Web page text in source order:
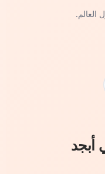
العالم.
أبجد